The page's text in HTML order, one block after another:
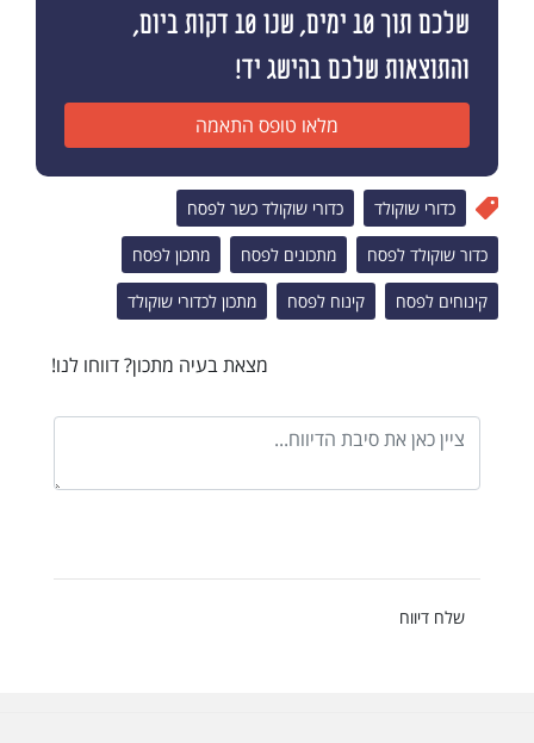
שלכם תוך 10 ימים, שנו 10 דקות ביום,
והתוצאות שלכם בהישג יד!
מלאו טופס התאמה
כדורי שוקולד כדורי שוקולד כשר לפסח
כדור שוקולד לפסח מתכונים לפסח מתכון לפסח
קינוחים לפסח קינוח לפסח מתכון לכדורי שוקולד
מצאת בעיה מתכון? דווחו לנו!
שלח דיווח